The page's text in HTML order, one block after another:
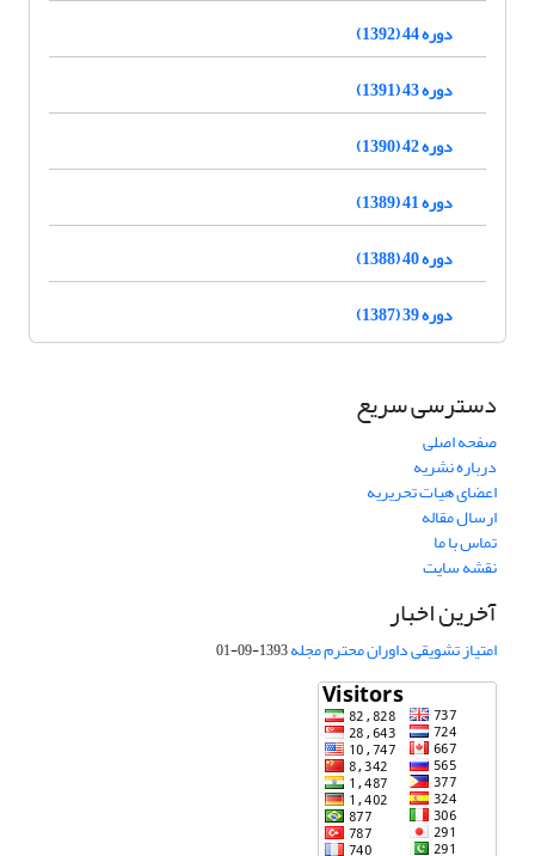
دوره 44 (1392)
دوره 43 (1391)
دوره 42 (1390)
دوره 41 (1389)
دوره 40 (1388)
دوره 39 (1387)
دسترسی سریع
صفحه اصلی
درباره نشریه
اعضای هیات تحریریه
ارسال مقاله
تماس با ما
نقشه سایت
آخرین اخبار
امتیاز تشویقی داوران محترم مجله1393-09-01